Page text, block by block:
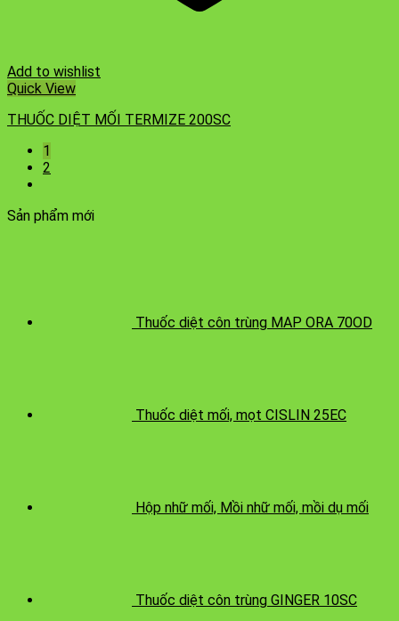
Add to wishlist
Quick View
THUỐC DIỆT MỐI TERMIZE 200SC
1
2
Sản phẩm mới
Thuốc diệt côn trùng MAP ORA 70OD
Thuốc diệt mối, mọt CISLIN 25EC
Hộp nhữ mối, Mồi nhữ mối, mồi dụ mối
Thuốc diệt côn trùng GINGER 10SC